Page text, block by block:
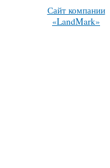
Сайт компании
«LandMark»